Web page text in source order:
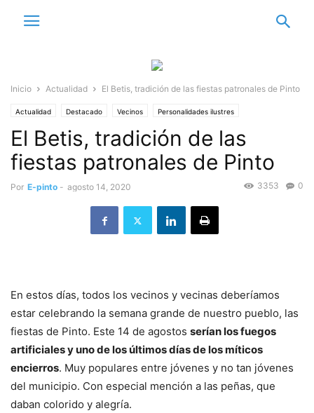
Inicio Actualidad El Betis, tradición de las fiestas patronales de Pinto
Actualidad Destacado Vecinos Personalidades ilustres
El Betis, tradición de las
fiestas patronales de Pinto
Por E-pinto - agosto 14, 2020 0
3353
En estos días, todos los vecinos y vecinas deberíamos
estar celebrando la semana grande de nuestro pueblo, las
fiestas de Pinto. Este 14 de agostos serían los fuegos
artificiales y uno de los últimos días de los míticos
encierros. Muy populares entre jóvenes y no tan jóvenes
del municipio. Con especial mención a las peñas, que
daban colorido y alegría.